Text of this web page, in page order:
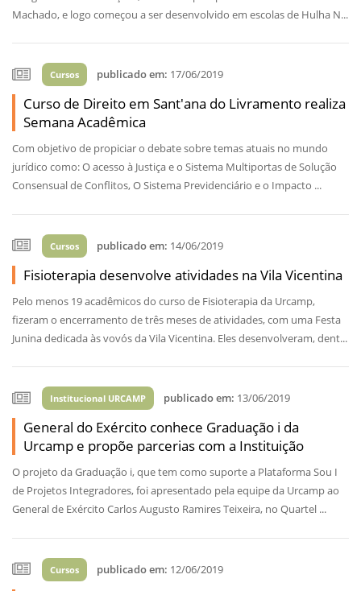
Machado, e logo começou a ser desenvolvido em escolas de Hulha N...
Cursos publicado em: 17/06/2019
Curso de Direito em Sant'ana do Livramento realiza
Semana Acadêmica
Com objetivo de propiciar o debate sobre temas atuais no mundo
jurídico como: O acesso à Justiça e o Sistema Multiportas de Solução
Consensual de Conflitos, O Sistema Previdenciário e o Impacto ...
Cursos publicado em: 14/06/2019
Fisioterapia desenvolve atividades na Vila Vicentina
Pelo menos 19 acadêmicos do curso de Fisioterapia da Urcamp,
fizeram o encerramento de três meses de atividades, com uma Festa
Junina dedicada às vovós da Vila Vicentina. Eles desenvolveram, dent...
Institucional URCAMP publicado em: 13/06/2019
General do Exército conhece Graduação i da
Urcamp e propõe parcerias com a Instituição
O projeto da Graduação i, que tem como suporte a Plataforma Sou I
de Projetos Integradores, foi apresentado pela equipe da Urcamp ao
General de Exército Carlos Augusto Ramires Teixeira, no Quartel ...
Cursos publicado em: 12/06/2019